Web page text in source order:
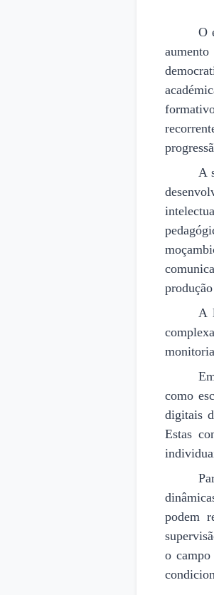
O
A
A
como
digitais
Estas
podem
o